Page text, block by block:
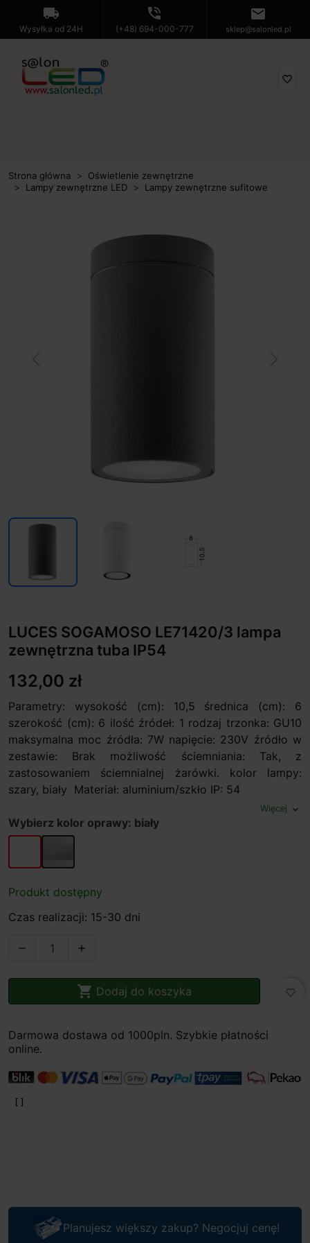
local_shipping
Wysyłka od 24H
phone_in_talk
(+48) 694-000-777
mail
sklep@salonled.pl
favorite_border
Strona główna
Oświetlenie zewnętrzne
Lampy zewnętrzne LED
Lampy zewnętrzne sufitowe
LUCES SOGAMOSO LE71420/3 lampa
zewnętrzna tuba IP54
132,00 zł
Parametry: wysokość (cm): 10,5 średnica (cm): 6
szerokość (cm): 6 ilość źródeł: 1 rodzaj trzonka: GU10
maksymalna moc źródła: 7W napięcie: 230V źródło w
zestawie: Brak możliwość ściemniania: Tak, z
zastosowaniem ściemnialnej żarówki. kolor lampy:
szary, biały Materiał: aluminium/szkło IP: 54
Więcej expand_more
Wybierz kolor oprawy: biały
biały szary
Produkt dostępny
Czas realizacji: 15-30 dni
 
 Dodaj do koszyka favorite_border
Darmowa dostawa od 1000pln. Szybkie płatności
online.
Planujesz większy zakup? Negocjuj cenę!